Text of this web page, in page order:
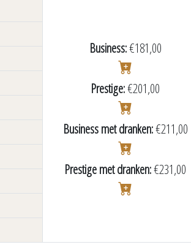
Business:€181,00
Prestige:€201,00
Business met dranken:€211,00
Prestige met dranken:€231,00